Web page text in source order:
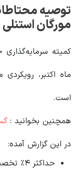
توصیه
مورگان استنلی
ماه اکتبر،
است.
همچنین بخوانید :
در این گزارش آمده:
حداکثر